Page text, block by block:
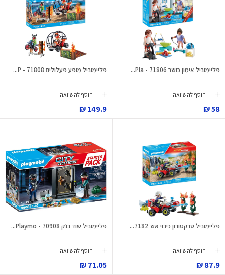
פליימוביל אימון כושר 71806 - Pla...
הוסף להשוואה
58 ₪
פליימוביל מופע פעלולים 71808 - P...
הוסף להשוואה
149.9 ₪
פליימוביל טרקטורון כיבוי אש 7182...
הוסף להשוואה
87.9 ₪
פליימוביל שוד בנק 70908 - Playmo...
הוסף להשוואה
71.05 ₪